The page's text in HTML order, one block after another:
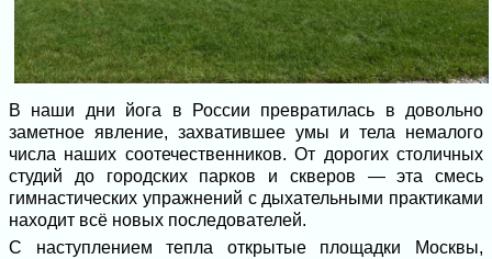
В наши дни йога в России превратилась в довольно
заметное явление, захватившее умы и тела немалого
числа наших соотечественников. От дорогих столичных
студий до городских парков и скверов — эта смесь
гимнастических упражнений с дыхательными практиками
находит всё новых последователей.
С наступлением тепла открытые площадки Москвы,